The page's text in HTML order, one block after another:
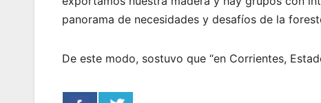
panorama de necesidades y desafíos de la
De este modo, sostuvo que “en Corrientes,